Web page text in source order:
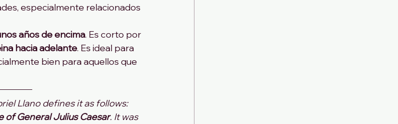
especialmente relacionados
años de encima. Es corto por
hacia adelante. Es ideal para
bien para aquellos que
Llano defines it as follows:
of General Julius Caesar. It was